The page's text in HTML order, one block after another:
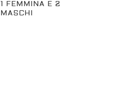
1 FEMMINA E 2
MASCHI